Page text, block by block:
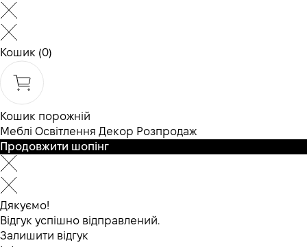
Кошик (0)
Кошик порожній
Меблі Освітлення Декор Розпродаж
Продовжити шопінг
Дякуємо!
Відгук успішно відправлений.
Залишити відгук